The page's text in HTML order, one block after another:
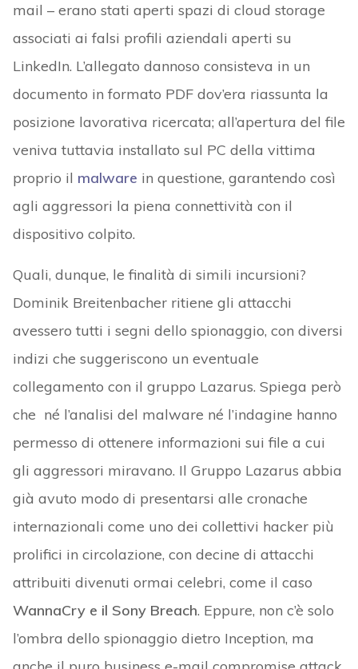
mail – erano stati aperti spazi di cloud storage
associati ai falsi profili aziendali aperti su
LinkedIn. L’allegato dannoso consisteva in un
documento in formato PDF dov’era riassunta la
posizione lavorativa ricercata; all’apertura del file
veniva tuttavia installato sul PC della vittima
proprio il malware in questione, garantendo così
agli aggressori la piena connettività con il
dispositivo colpito.
Quali, dunque, le finalità di simili incursioni?
Dominik Breitenbacher ritiene gli attacchi
avessero tutti i segni dello spionaggio, con diversi
indizi che suggeriscono un eventuale
collegamento con il gruppo Lazarus. Spiega però
che né l’analisi del malware né l’indagine hanno
permesso di ottenere informazioni sui file a cui
gli aggressori miravano. Il Gruppo Lazarus abbia
già avuto modo di presentarsi alle cronache
internazionali come uno dei collettivi hacker più
prolifici in circolazione, con decine di attacchi
attribuiti divenuti ormai celebri, come il caso
WannaCry e il Sony Breach. Eppure, non c’è solo
l’ombra dello spionaggio dietro Inception, ma